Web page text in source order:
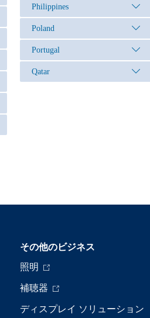
Philippines
Poland
Portugal
Qatar
その他のビジネス
照明
補聴器
ディスプレイ ソリューション